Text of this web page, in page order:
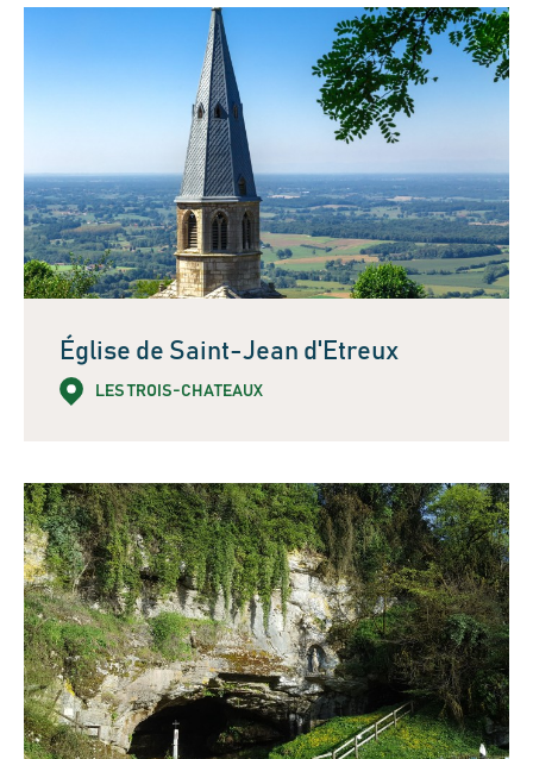
Église de Saint-Jean d'Etreux
LES TROIS-CHATEAUX